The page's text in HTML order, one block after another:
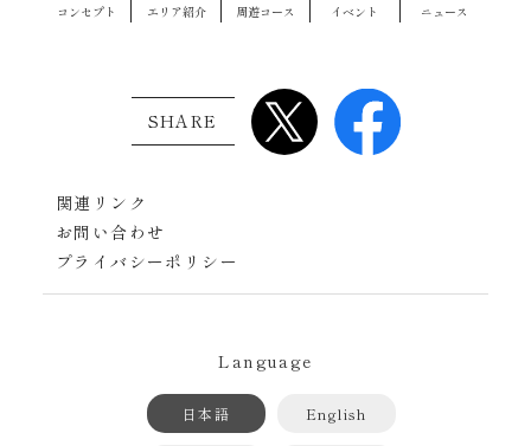
コンセプト エリア紹介 周遊コース イベント ニュース
SHARE
関連リンク
お問い合わせ
プライバシーポリシー
Language
日本語 English